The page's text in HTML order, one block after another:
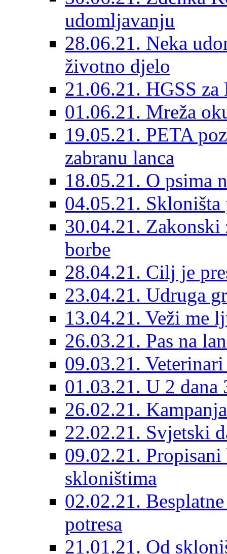
udomljavanju
28.06.21. Neka
životno djelo
21.06.21. HGSS za
01.06.21. Mreža
19.05.21. PETA
zabranu lanca
18.05.21. O psima
04.05.21.
30.04.21. Zakonski
borbe
28.04.21. Cilj je
23.04.21. Udruga
13.04.21. Veži me
26.03.21. Pas na
09.03.21.
01.03.21. U 2
26.02.21.
22.02.21. Svjetski
09.02.21.
skloništima
02.02.21.
potresa
21.01.21. Od